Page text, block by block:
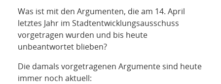
Was ist mit den Argumenten, die am 14. April
letztes Jahr im Stadtentwicklungsausschuss
vorgetragen wurden und bis heute
unbeantwortet blieben?
Die damals vorgetragenen Argumente sind heute
immer noch aktuell: